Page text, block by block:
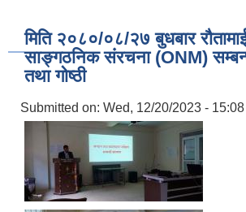
मिति २०८०/०८/२७ बुधबार
साङ्गठनिक संरचना (ONM)
तथा गोष्ठी
Submitted on: Wed, 12/20/2023 - 15:08